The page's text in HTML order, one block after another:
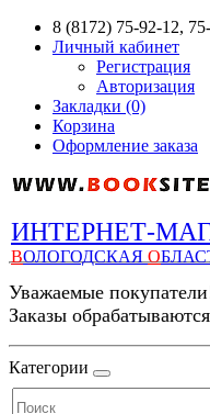
8 (8172) 75-92-12,
Личный кабинет
Регистрация
Авторизация
Закладки (0)
Корзина
Оформление заказа
ИНТЕРНЕТ-
ВОЛОГОДСКАЯ О
Уважаемые
Заказы
Категории